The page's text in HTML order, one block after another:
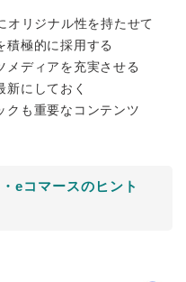
オリジナル性を持たせて
積極的に採用する
ディアを充実させる
にしておく
クも重要なコンテンツ
eコマースのヒント